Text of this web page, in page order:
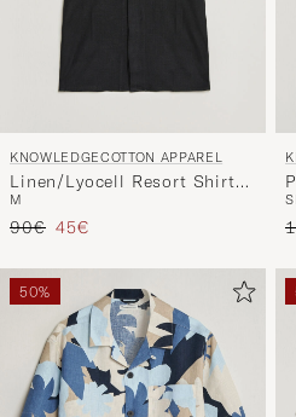
KNOWLEDGECOTTON APPAREL
Linen/Lyocell Resort Shirt
Black
M
Reguliere prijs
90€ Verlaagd prijs
45€
S
50%